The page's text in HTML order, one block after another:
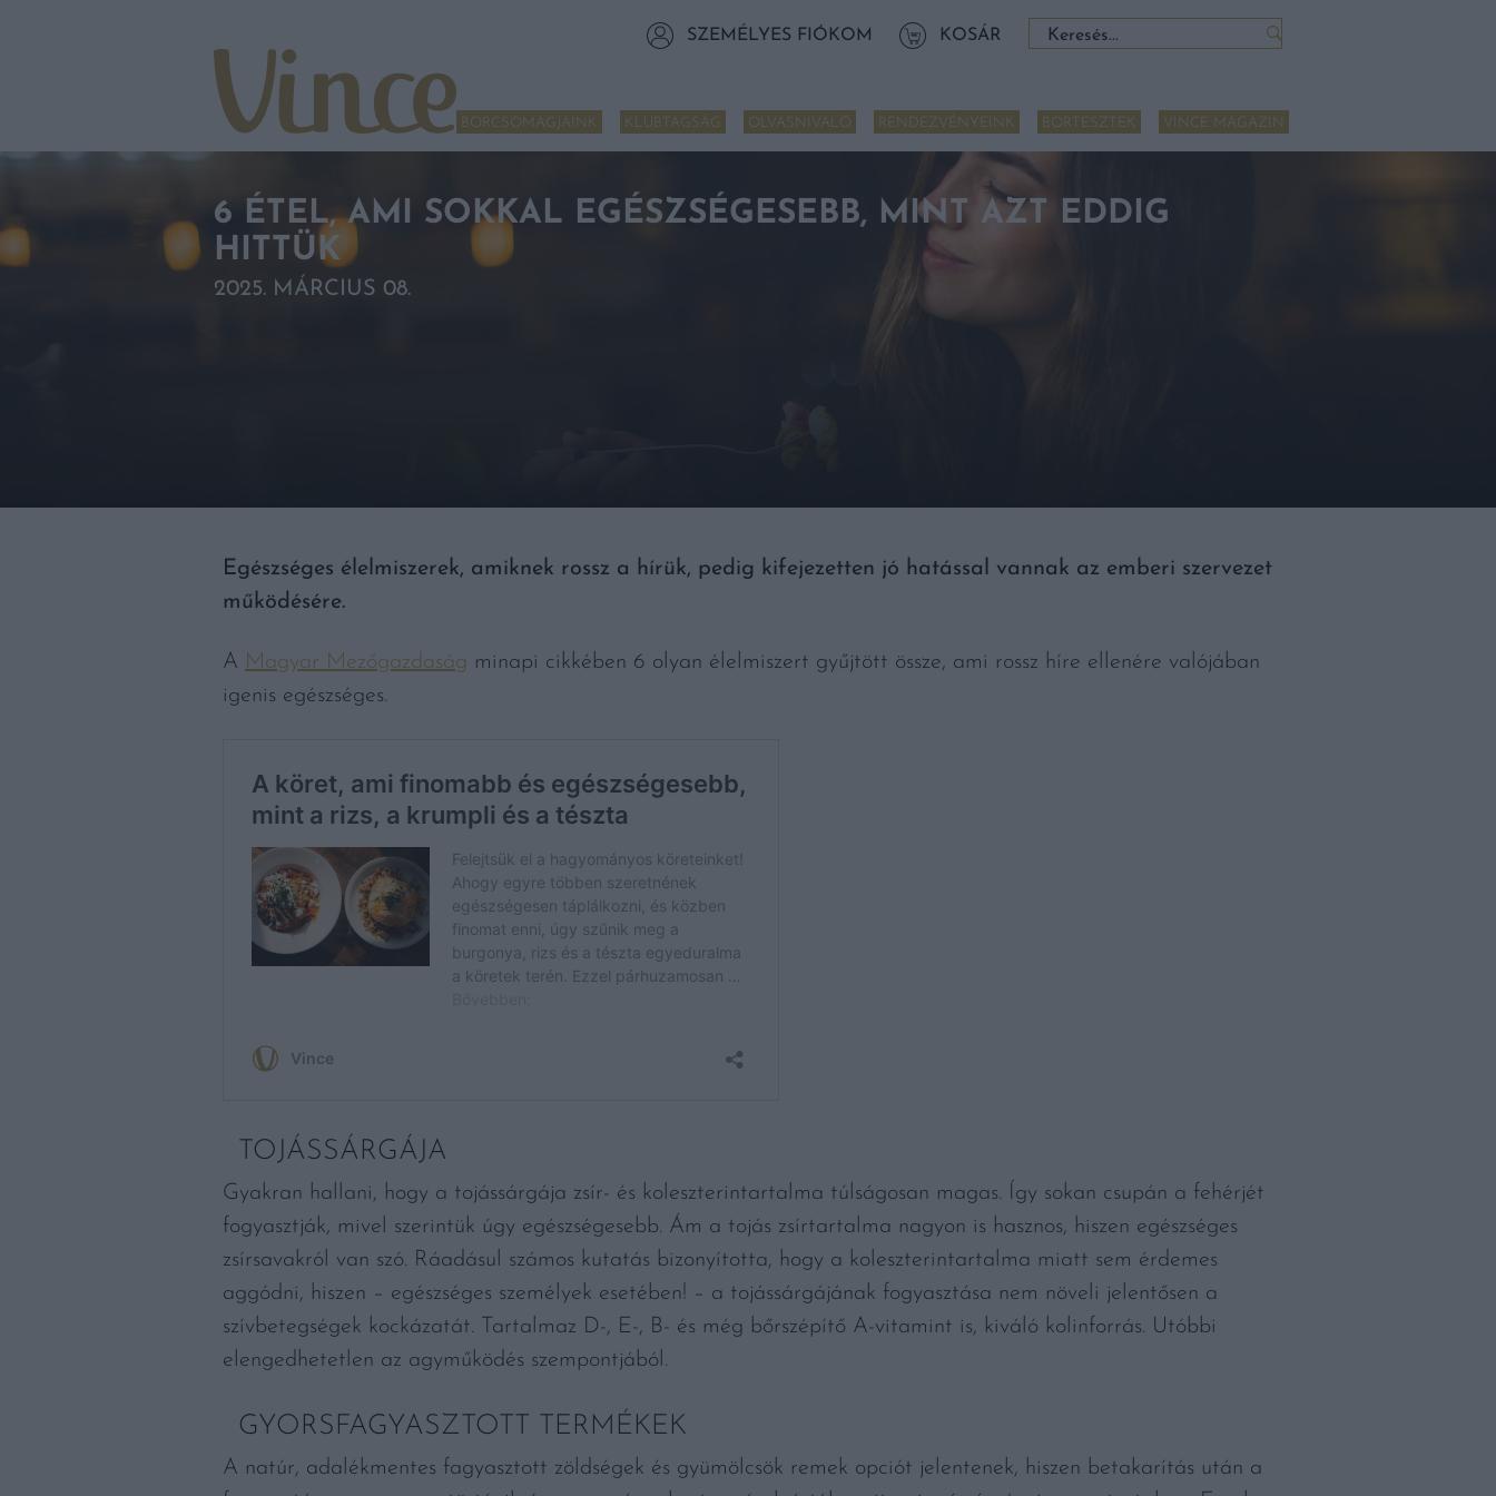
SZEMÉLYES FIÓKOM KOSÁR Keresés:
BORCSOMAGJAINK KLUBTAGSÁG OLVASNIVALÓ RENDEZVÉNYEINK BORTESZTEK VINCE MAGAZIN
6 ÉTEL, AMI SOKKAL EGÉSZSÉGESEBB, MINT AZT EDDIG
HITTÜK
2025. MÁRCIUS 08.
Egészséges élelmiszerek, amiknek rossz a hírük, pedig kifejezetten jó hatással vannak az emberi szervezet
működésére.
A Magyar Mezőgazdaság minapi cikkében 6 olyan élelmiszert gyűjtött össze, ami rossz híre ellenére valójában
igenis egészséges.
TOJÁSSÁRGÁJA
Gyakran hallani, hogy a tojássárgája zsír- és koleszterintartalma túlságosan magas. Így sokan csupán a fehérjét
fogyasztják, mivel szerintük úgy egészségesebb. Ám a tojás zsírtartalma nagyon is hasznos, hiszen egészséges
zsírsavakról van szó. Ráadásul számos kutatás bizonyította, hogy a koleszterintartalma miatt sem érdemes
aggódni, hiszen – egészséges személyek esetében! – a tojássárgájának fogyasztása nem növeli jelentősen a
szívbetegségek kockázatát. Tartalmaz D-, E-, B- és még bőrszépítő A-vitamint is, kiváló kolinforrás. Utóbbi
elengedhetetlen az agyműködés szempontjából.
GYORSFAGYASZTOTT TERMÉKEK
A natúr, adalékmentes fagyasztott zöldségek és gyümölcsök remek opciót jelentenek, hiszen betakarítás után a